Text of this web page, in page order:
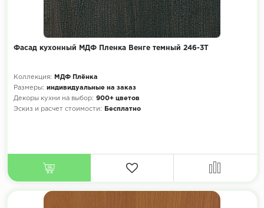
Фасад кухонный МДФ Пленка Венге темный 246-3Т
Коллекция:
МДФ Плёнка
Размеры: индивидуальные на заказ
Декоры кухни на выбор: 900+ цветов
Эскиз и расчет стоимости:
Бесплатно